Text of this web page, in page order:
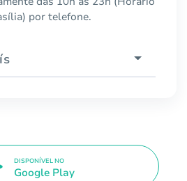
por telefone.
DISPONÍVEL NO
Google Play